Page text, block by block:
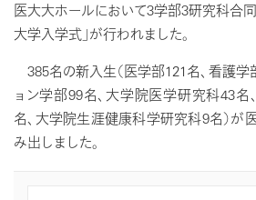
医大大ホールにおいて3学部3研究科合
大学入学式」が行われました。
385名の新入生（医学部121名、看護学
ョン学部99名、大学院医学研究科43
名、大学院生涯健康科学研究科9名）が
み出しました。